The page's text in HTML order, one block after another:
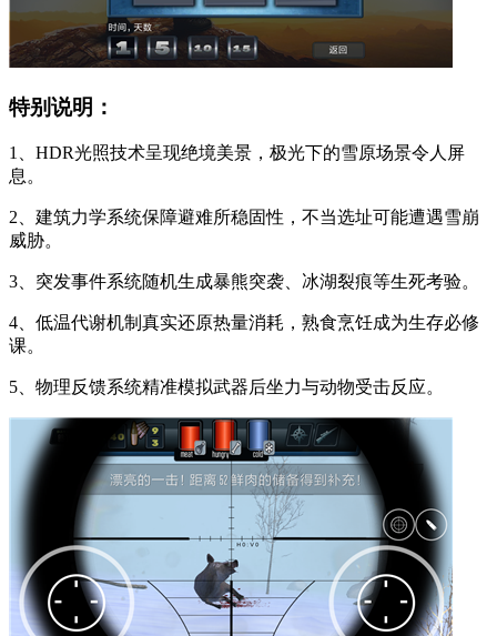
特别说明：
1、HDR光照技术呈现绝境美景，极光下的雪原场景令人屏
息。
2、建筑力学系统保障避难所稳固性，不当选址可能遭遇雪崩
威胁。
3、突发事件系统随机生成暴熊突袭、冰湖裂痕等生死考验。
4、低温代谢机制真实还原热量消耗，熟食烹饪成为生存必修
课。
5、物理反馈系统精准模拟武器后坐力与动物受击反应。